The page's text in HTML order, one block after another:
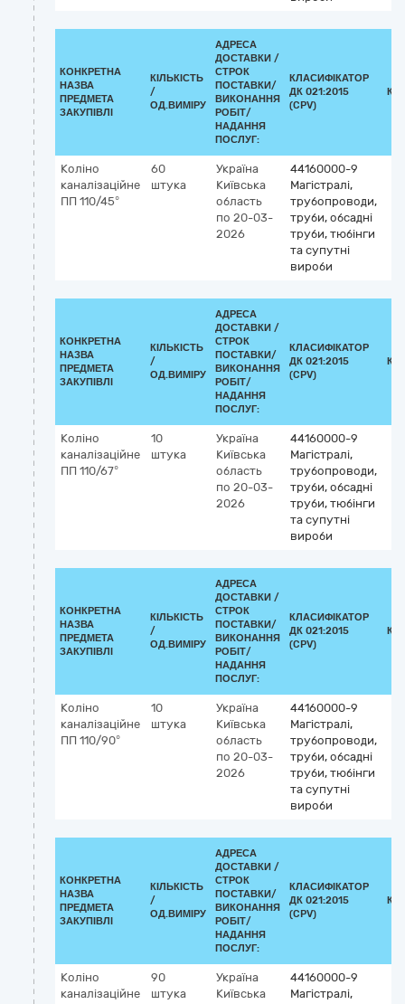
КОНКРЕТНА
НАЗВА
ПРЕДМЕТА
ЗАКУПІВЛІ
КІЛЬКІСТЬ
/
ОД.ВИМІРУ
АДРЕСА
ДОСТАВКИ /
СТРОК
ПОСТАВКИ/
ВИКОНАННЯ
РОБІТ/
НАДАННЯ
ПОСЛУГ:
КЛАСИФІКАТОР
ДК 021:2015
(CPV)
Коліно
каналізаційне
ПП 110/45°
60
штука
Україна
Київська
область
по 20-03-
2026
44160000-9
Магістралі,
трубопроводи,
труби, обсадні
труби, тюбінги
та супутні
вироби
КОНКРЕТНА
НАЗВА
ПРЕДМЕТА
ЗАКУПІВЛІ
КІЛЬКІСТЬ
/
ОД.ВИМІРУ
АДРЕСА
ДОСТАВКИ /
СТРОК
ПОСТАВКИ/
ВИКОНАННЯ
РОБІТ/
НАДАННЯ
ПОСЛУГ:
КЛАСИФІКАТОР
ДК 021:2015
(CPV)
Коліно
каналізаційне
ПП 110/67°
10
штука
Україна
Київська
область
по 20-03-
2026
44160000-9
Магістралі,
трубопроводи,
труби, обсадні
труби, тюбінги
та супутні
вироби
КОНКРЕТНА
НАЗВА
ПРЕДМЕТА
ЗАКУПІВЛІ
КІЛЬКІСТЬ
/
ОД.ВИМІРУ
АДРЕСА
ДОСТАВКИ /
СТРОК
ПОСТАВКИ/
ВИКОНАННЯ
РОБІТ/
НАДАННЯ
ПОСЛУГ:
КЛАСИФІКАТОР
ДК 021:2015
(CPV)
Коліно
каналізаційне
ПП 110/90°
10
штука
Україна
Київська
область
по 20-03-
2026
44160000-9
Магістралі,
трубопроводи,
труби, обсадні
труби, тюбінги
та супутні
вироби
КОНКРЕТНА
НАЗВА
ПРЕДМЕТА
ЗАКУПІВЛІ
КІЛЬКІСТЬ
/
ОД.ВИМІРУ
АДРЕСА
ДОСТАВКИ /
СТРОК
ПОСТАВКИ/
ВИКОНАННЯ
РОБІТ/
НАДАННЯ
ПОСЛУГ:
КЛАСИФІКАТОР
ДК 021:2015
(CPV)
Коліно
каналізаційне
90
штука
Україна
Київська
44160000-9
Магістралі,